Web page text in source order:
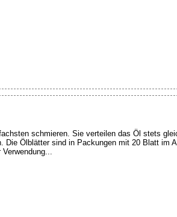
schmieren. Sie verteilen das Öl stets
Die Ölblätter sind in Packungen mit 20 Blatt im